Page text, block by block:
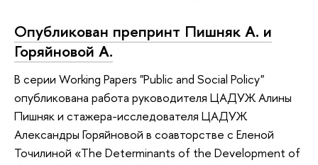
Опубликован препринт Пишняк А. и
Горяйновой А.
В серии Working Papers "Public and Social Policy"
опубликована работа руководителя ЦАДУЖ Алины
Пишняк и стажера-исследователя ЦАДУЖ
Александры Горяйновой в соавторстве с Еленой
Точилиной «The Determinants of the Development of